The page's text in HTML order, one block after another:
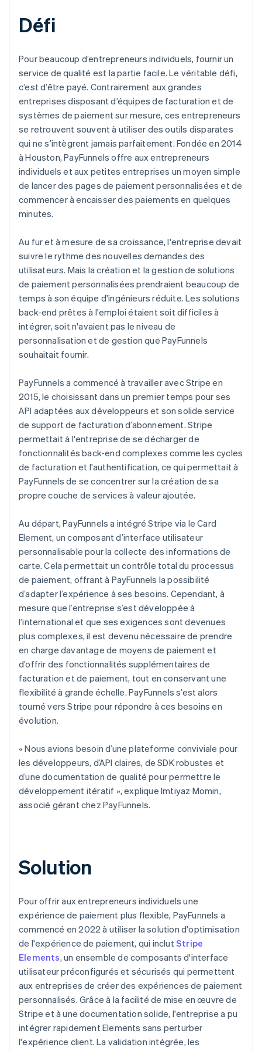
Défi
Pour beaucoup d’entrepreneurs individuels, fournir un
service de qualité est la partie facile. Le véritable défi,
c’est d’être payé. Contrairement aux grandes
entreprises disposant d’équipes de facturation et de
systèmes de paiement sur mesure, ces entrepreneurs
se retrouvent souvent à utiliser des outils disparates
qui ne s’intègrent jamais parfaitement. Fondée en 2014
à Houston, PayFunnels offre aux entrepreneurs
individuels et aux petites entreprises un moyen simple
de lancer des pages de paiement personnalisées et de
commencer à encaisser des paiements en quelques
minutes.
Au fur et à mesure de sa croissance, l'entreprise devait
suivre le rythme des nouvelles demandes des
utilisateurs. Mais la création et la gestion de solutions
de paiement personnalisées prendraient beaucoup de
temps à son équipe d'ingénieurs réduite. Les solutions
back-end prêtes à l'emploi étaient soit difficiles à
intégrer, soit n'avaient pas le niveau de
personnalisation et de gestion que PayFunnels
souhaitait fournir.
PayFunnels a commencé à travailler avec Stripe en
2015, le choisissant dans un premier temps pour ses
API adaptées aux développeurs et son solide service
de support de facturation d’abonnement. Stripe
permettait à l'entreprise de se décharger de
fonctionnalités back-end complexes comme les cycles
de facturation et l'authentification, ce qui permettait à
PayFunnels de se concentrer sur la création de sa
propre couche de services à valeur ajoutée.
Au départ, PayFunnels a intégré Stripe via le Card
Element, un composant d’interface utilisateur
personnalisable pour la collecte des informations de
carte. Cela permettait un contrôle total du processus
de paiement, offrant à PayFunnels la possibilité
d’adapter l’expérience à ses besoins. Cependant, à
mesure que l’entreprise s’est développée à
l’international et que ses exigences sont devenues
plus complexes, il est devenu nécessaire de prendre
en charge davantage de moyens de paiement et
d’offrir des fonctionnalités supplémentaires de
facturation et de paiement, tout en conservant une
flexibilité à grande échelle. PayFunnels s’est alors
tourné vers Stripe pour répondre à ces besoins en
évolution.
« Nous avions besoin d’une plateforme conviviale pour
les développeurs, d’API claires, de SDK robustes et
d’une documentation de qualité pour permettre le
développement itératif », explique Imtiyaz Momin,
associé gérant chez PayFunnels.
Solution
Pour offrir aux entrepreneurs individuels une
expérience de paiement plus flexible, PayFunnels a
commencé en 2022 à utiliser la solution d'optimisation
de l'expérience de paiement, qui inclut Stripe
Elements, un ensemble de composants d'interface
utilisateur préconfigurés et sécurisés qui permettent
aux entreprises de créer des expériences de paiement
personnalisés. Grâce à la facilité de mise en œuvre de
Stripe et à une documentation solide, l'entreprise a pu
intégrer rapidement Elements sans perturber
l'expérience client. La validation intégrée, les